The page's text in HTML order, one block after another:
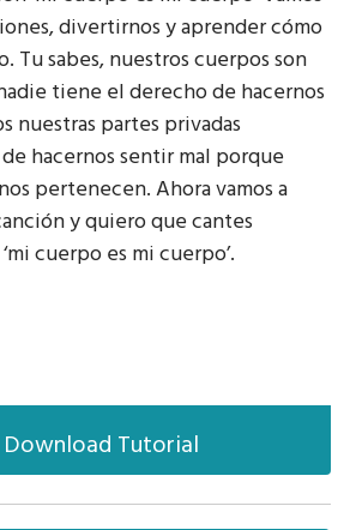
Download Tutorial
divertirnos y aprender cómo
Tu sabes, nuestros cuerpos son
tiene el derecho de hacernos
nuestras partes privadas
hacernos sentir mal porque
pertenecen. Ahora vamos a
y quiero que cantes
cuerpo es mi cuerpo’.